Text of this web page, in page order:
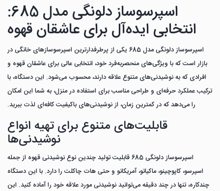
اسپرسوساز دلونگی مدل 685:
انتخابی ایده‌آل برای عاشقان قهوه
اسپرسوساز دلونگی مدل 685 یکی از پرطرفدارترین اسپرسوسازهای خانگی در
بازار است که با ویژگی‌های منحصربه‌فرد خود، انتخابی عالی برای عاشقان قهوه و
افرادی که به نوشیدنی‌های متنوع علاقه دارند، محسوب می‌شود. این دستگاه، با
ترکیب عملکرد حرفه‌ای و طراحی مناسب برای استفاده در منزل، به شما این امکان
را می‌دهد که در کمترین زمان، از نوشیدنی‌های باکیفیت کافه‌ای لذت ببرید.
قابلیت‌های متنوع برای تهیه انواع
نوشیدنی‌ها
اسپرسوساز دلونگی 685 قابلیت تولید چندین نوع نوشیدنی قهوه از جمله
اسپرسو، کاپوچینو، ماکیاتو، آمریکانو و حتی هات چاکلت را دارد. با این دستگاه
چندکاره، تنها در چند دقیقه می‌توانید نوشیدنی مورد علاقه خود را آماده کنید. این